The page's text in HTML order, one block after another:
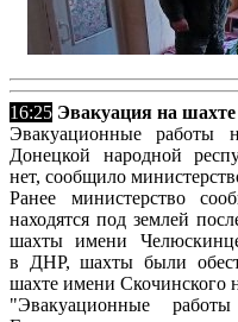
16:25 Эвакуация на
Эвакуационные работы
Донецкой народной
нет, сообщило
Ранее министерство
находятся под землей
шахты имени
в ДНР, шахты были
шахте имени Скочинского
"Эвакуационные